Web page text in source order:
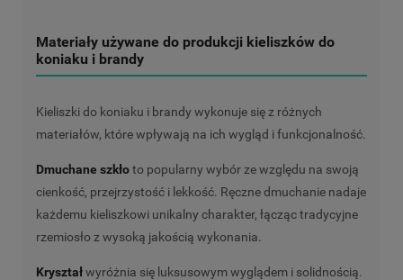
Materiały używane do produkcji kieliszków do
koniaku i brandy
Kieliszki do koniaku i brandy wykonuje się z różnych
materiałów, które wpływają na ich wygląd i funkcjonalność.
Dmuchane szkłoto popularny wybór ze względu na swoją
cienkość, przejrzystość i lekkość. Ręczne dmuchanie nadaje
każdemu kieliszkowi unikalny charakter, łącząc tradycyjne
rzemiosło z wysoką jakością wykonania.
Kryształwyróżnia się luksusowym wyglądem i solidnością.